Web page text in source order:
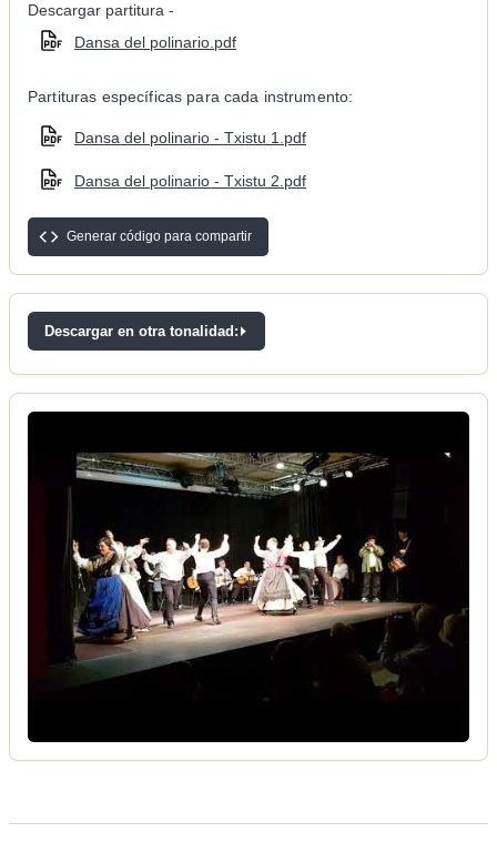
Descargar partitura -
Dansa del polinario.pdf
Partituras específicas para cada instrumento:
Dansa del polinario - Txistu 1.pdf
Dansa del polinario - Txistu 2.pdf
Generar código para compartir
Descargar en otra tonalidad: